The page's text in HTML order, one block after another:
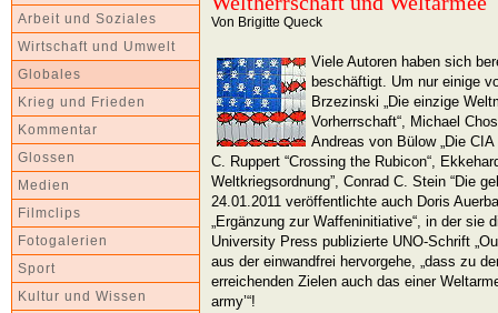
Arbeit und Soziales
Wirtschaft und Umwelt
Globales
Krieg und Frieden
Kommentar
Glossen
Medien
Filmclips
Fotogalerien
Sport
Kultur und Wissen
Von Brigitte Queck
Viele Autoren haben sich
beschäftigt. Um nur einige
Brzezinski „Die einzige
Vorherrschaft“, Michael
Andreas von Bülow „Die
C. Ruppert “Crossing the Rubicon“,
Weltkriegsordnung”, Conrad C. Stein “Die
24.01.2011 veröffentlichte auch Doris
„Ergänzung zur Waffeninitiative“, in der sie
University Press publizierte UNO-Schrift
aus der einwandfrei hervorgehe, „dass zu
erreichenden Zielen auch das einer
army’“!